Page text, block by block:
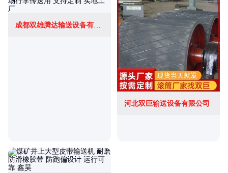
成都双雄腾达输送设备有限公司
河北双巨输送设备有限公司